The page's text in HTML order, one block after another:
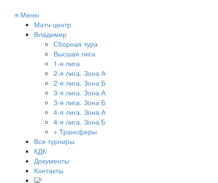
≡ Меню
Матч-центр
Владимир
Сборная тура
Высшая лига
1-я лига
2-я лига. Зона А
2-я лига. Зона Б
3-я лига. Зона А
3-я лига. Зона Б
4-я лига. Зона А
4-я лига. Зона Б
+ Трансферы
Все турниры
КДК
Документы
Контакты